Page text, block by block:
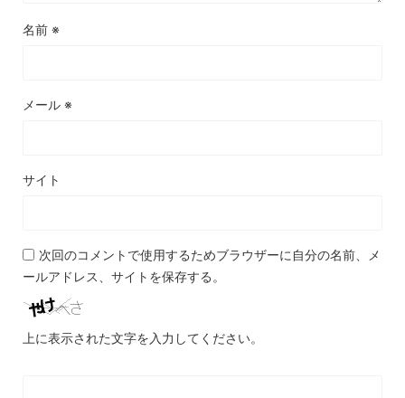
名前 ※
メール ※
サイト
次回のコメントで使用するためブラウザーに自分の名前、メ
ールアドレス、サイトを保存する。
上に表示された文字を入力してください。